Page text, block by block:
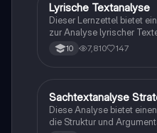
Deutsch
Lyrische Textanalyse
Dieser Lernzettel bietet
zur Analyse lyrischer
Untersuchung von
sprachlichen Mitteln. Er
sowie zur Interpretation
literarischen Texten. Ideal
Prüfungen vorbereiten.
10 7,810 147
Deutsch
Sachtextanalyse
Diese Analyse bietet
die Struktur und